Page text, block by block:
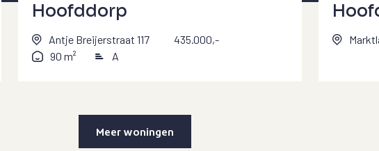
Hoofddorp
Antje Breijerstraat 117
435.000,-
90 m²
A
Meer woningen